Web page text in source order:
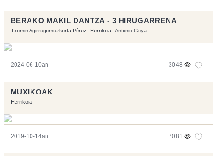
BERAKO MAKIL DANTZA - 3 HIRUGARRENA
Txomin Agirregomezkorta Pérez Herrikoia Antonio Goya
2024-06-10an 3048
MUXIKOAK
Herrikoia
2019-10-14an 7081